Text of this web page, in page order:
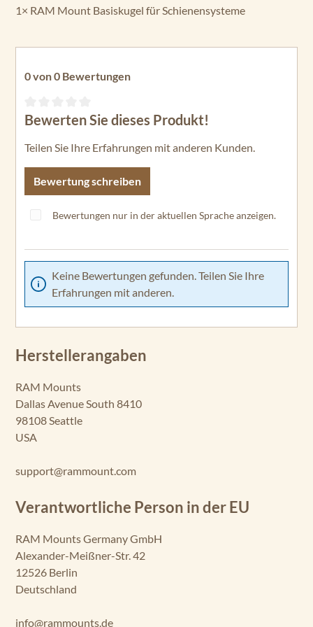
1× RAM Mount Basiskugel für Schienensysteme
0 von 0 Bewertungen
Durchschnittliche Bewertung von 0 von 5 Sternen
Bewerten Sie dieses Produkt!
Teilen Sie Ihre Erfahrungen mit anderen Kunden.
Bewertung schreiben
Bewertungen nur in der aktuellen Sprache anzeigen.
Keine Bewertungen gefunden. Teilen Sie Ihre
Erfahrungen mit anderen.
Herstellerangaben
RAM Mounts
Dallas Avenue South 8410
98108 Seattle
USA
support@rammount.com
Verantwortliche Person in der EU
RAM Mounts Germany GmbH
Alexander-Meißner-Str. 42
12526 Berlin
Deutschland
info@rammounts.de